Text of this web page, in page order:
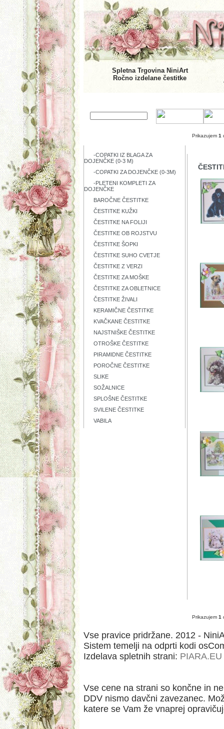
Spletna Trgovina NiniArt
Ročno izdelane čestitke
-COPATKI IZ BLAGA ZA
DOJENČKE (0-3 M)
-COPATKI ZA DOJENČKE (0-3M)
-PLETENI KOMPLETI ZA
DOJENČKE
BAROČNE ČESTITKE
ČESTITKE KUŽKI
ČESTITKE NA FOLIJI
ČESTITKE OB ROJSTVU
ČESTITKE ŠOPKI
ČESTITKE SUHO CVETJE
ČESTITKE Z VERZI
ČESTITKE ZA MOŠKE
ČESTITKE ZA OBLETNICE
ČESTITKE ŽIVALI
KERAMIČNE ČESTITKE
KVAČKANE ČESTITKE
NAJSTNIŠKE ČESTITKE
OTROŠKE ČESTITKE
PIRAMIDNE ČESTITKE
POROČNE ČESTITKE
SLIKE
SOŽALNICE
SPLOŠNE ČESTITKE
SVILENE ČESTITKE
VABILA
Prikazujem 1
Prikazujem 1
Vse pravice pridržane. 2012 -
Sistem temelji na odprti kodi
Izdelava spletnih strani: PIARA.EU
Vse cene na strani so končne in
DDV nismo davčni zavezanec.
katere se Vam že vnaprej